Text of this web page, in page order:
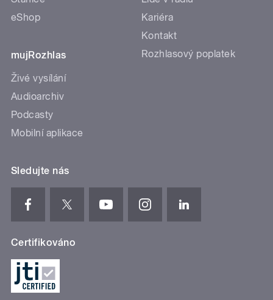
eShop
mujRozhlas
Živé vysílání
Audioarchiv
Podcasty
Mobilní aplikace
Kariéra
Kontakt
Rozhlasový poplatek
Sledujte nás
Certifikováno